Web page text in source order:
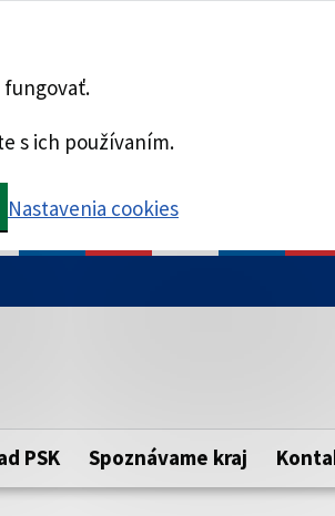
fungovať.
s ich používaním.
Nastavenia cookies
kraja.
Táto stránka je
zabezpečenú webovú
https:// pred názvom
PSK Spoznávame kraj